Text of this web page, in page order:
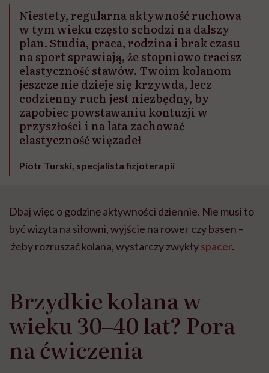
Niestety, regularna aktywność ruchowa
w tym wieku często schodzi na dalszy
plan. Studia, praca, rodzina i brak czasu
na sport sprawiają, że stopniowo tracisz
elastyczność stawów. Twoim kolanom
jeszcze nie dzieje się krzywda, lecz
codzienny ruch jest niezbędny, by
zapobiec powstawaniu kontuzji w
przyszłości i na lata zachować
elastyczność więzadeł
Piotr Turski, specjalista fizjoterapii
Dbaj więc o godzinę aktywności dziennie. Nie musi to
być wizyta na siłowni, wyjście na rower czy basen –
żeby rozruszać kolana, wystarczy zwykłyspacer.
Brzydkie kolana w
wieku 30‒40 lat? Pora
na ćwiczenia